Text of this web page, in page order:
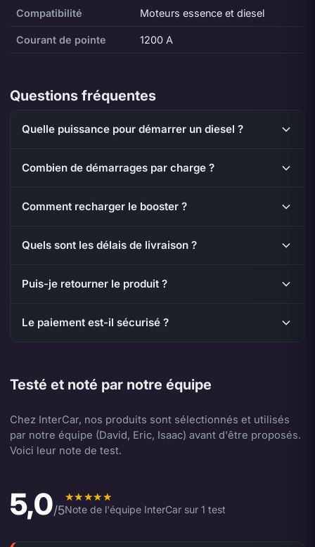
Compatibilité Moteurs essence et diesel
Courant de pointe 1200 A
Questions fréquentes
Quelle puissance pour démarrer un diesel ?
Combien de démarrages par charge ?
Comment recharger le booster ?
Quels sont les délais de livraison ?
Puis-je retourner le produit ?
Le paiement est-il sécurisé ?
Testé et noté par notre équipe
Chez InterCar, nos produits sont sélectionnés et utilisés
par notre équipe (David, Eric, Isaac) avant d'être proposés.
Voici leur note de test.
5,0/5Note de l'équipe InterCar sur 1 test
Note moyenne de l'équipe 5,0 sur 5.